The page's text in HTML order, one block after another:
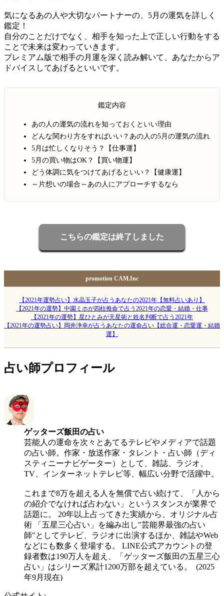
気になるあの人や大切なパートナーの、5月の運気を詳しく
鑑定！
自分のことだけでなく、相手を知った上で正しい行動をする
ことで未来は変わっていきます。
プレミアム版で相手の月運を深く読み解いて、あなたからア
ドバイスしてあげるといいです。
鑑定内容
あの人の運気の流れを知っておくといい理由
どんな関わり方をすればいい？あの人の5月の運気の流れ
5月は忙しくなりそう？【仕事運】
5月の買い物はOK？【買い物運】
どう体調に気をつけてあげるといい？【健康運】
～片想いの場合～あの人にアプローチするなら
こちらの鑑定は終了しました
promotion CAM.Inc
【2021年運勢占い】水晶玉子が占うあなたの2021年【無料占いあり】
【2021年の運勢】中園ミホが四柱推命で占う2021年の恋愛・結婚・仕事
【2021年の運勢】星ひとみが天星術と姓名判断で占う2021年
【2021年の運勢占い】岡井浄幸が占うあなたの運命占い【総合運・恋愛運・結婚
運】
占い師プロフィール
ゲッターズ飯田の占い
芸能人の運命を次々とあてるテレビやメディアで話題
の占い師。作家・放送作家・タレント・占い師（ディ
スティニーナビゲーター）として、雑誌、ラジオ、
TV、インターネットテレビ等、幅広い分野で活躍中。
これまで8万を超える人を無償で占い続けて、「人から
の紹介でなければ占わない」というスタンスが業界で
話題に。 20年以上占ってきた実績から、オリジナル占
術 「五星三心占い」を編み出し"芸能界最強の占い
師"としてテレビ、ラジオに出演するほか、雑誌やWeb
などにも数多く登場する。 LINE公式アカウントの登
録者数は190万人を超え、「ゲッターズ飯田の五星三心
占い」はシリーズ累計1200万部を超えている。 (2025
年9月現在)